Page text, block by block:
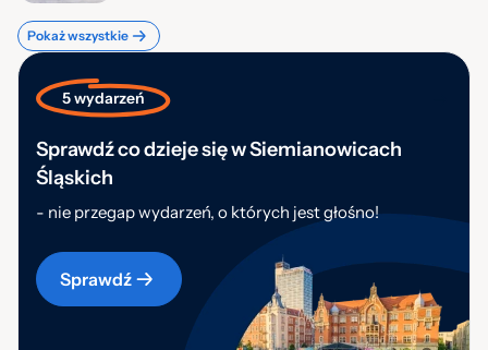
Pokaż wszystkie
5 wydarzeń
Sprawdź co dzieje się w Siemianowicach
Śląskich
- nie przegap wydarzeń, o których jest głośno!
Sprawdź